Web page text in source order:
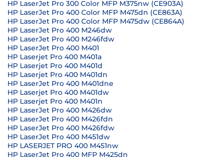
HP LaserJet Pro 300 Color MFP M375nw (CE903A)
HP LaserJet Pro 400 Color MFP M475dn (CE863A)
HP LaserJet Pro 400 Color MFP M475dw (CE864A)
HP LaserJet Pro 400 M246dw
HP LaserJet Pro 400 M246fdw
HP LaserJet Pro 400 M401
HP Laserjet Pro 400 M401a
HP Laserjet Pro 400 M401d
HP Laserjet Pro 400 M401dn
HP LaserJet Pro 400 M401dne
HP Laserjet Pro 400 M401dw
HP Laserjet Pro 400 M401n
HP LaserJet Pro 400 M426dw
HP LaserJet Pro 400 M426fdn
HP LaserJet Pro 400 M426fdw
HP LaserJet Pro 400 M451dw
HP LASERJET PRO 400 M451nw
HP LaserJet Pro 400 MFP M425dn